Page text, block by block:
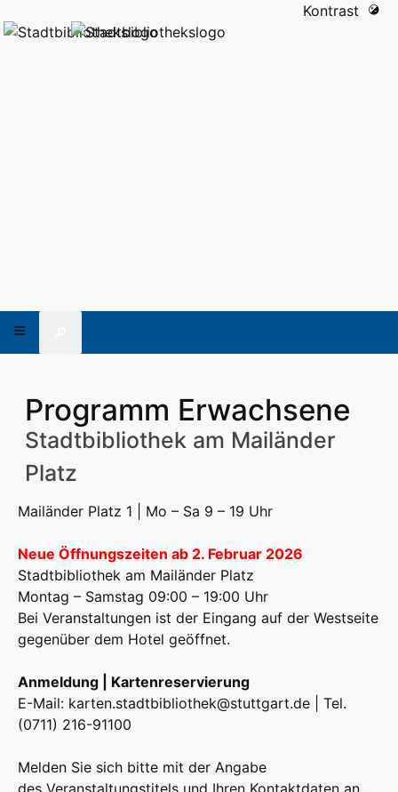
Kontrast
Programm Erwachsene
Stadtbibliothek am Mailänder
Platz
Mailänder Platz 1 | Mo – Sa 9 – 19 Uhr
Neue Öffnungszeiten ab 2. Februar 2026
Stadtbibliothek am Mailänder Platz
Montag – Samstag 09:00 – 19:00 Uhr
Bei Veranstaltungen ist der Eingang auf der Westseite
gegenüber dem Hotel geöffnet.
Anmeldung | Kartenreservierung
E-Mail: karten.stadtbibliothek@stuttgart.de | Tel.
(0711) 216-91100
Melden Sie sich bitte mit der Angabe
des Veranstaltungstitels und Ihren Kontaktdaten an.